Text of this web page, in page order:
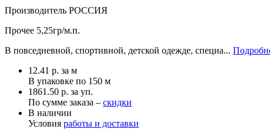
Производитель РОССИЯ
Прочее 5,25гр/м.п.
В повседневной, спортивной, детской одежде, специа...
12.41 р. за м
В упаковке по 150 м
1861.50 р. за уп.
По сумме заказа – скидки
В наличии
Условия работы и доставки